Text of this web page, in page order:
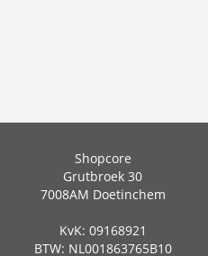
Shopcore
Grutbroek 30
7008AM Doetinchem
KvK: 09168921
BTW: NL001863765B10